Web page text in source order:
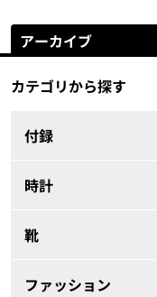
アーカイブ
カテゴリから探す
付録
時計
靴
ファッション